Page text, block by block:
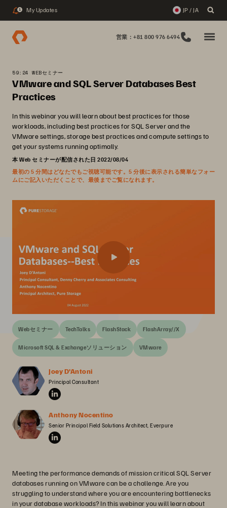
1 My Updates JP / JA
営業：+81 800 976 6494
59:24 WEBセミナー
VMware and SQL Server Databases Best
Practices
In this webinar you will learn about best practices for those
workloads, including best practices for SQL Server and the
VMware settings, storage best practices and compute settings to
get your systems running optimally.
本 Web セミナーが配信された日 2022/08/04
最初の 5 分間はどなたでもご視聴可能です。5 分後に表示される簡単なフォー
ムにご記入いただくことで、最後までご覧になれます。
Webセミナー TechTalks FlashStack FlashArray//X
Microsoft SQL & Exchangeソリューション VMware
Joey D'Antoni
Principal Consultant
Anthony Nocentino
Senior Principal Field Solutions Architect, Everpure
Meeting the performance demands of mission critical SQL Server
databases running on VMware can be a challenge. Are you
struggling to understand where you are encountering bottlenecks
in your database workloads? In this webinar you will learn about